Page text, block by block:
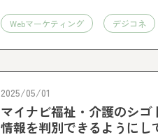
Webマーケティング デジコネ
2025/05/01
マイナビ福祉・介護のシ
情報を判別できるようにし